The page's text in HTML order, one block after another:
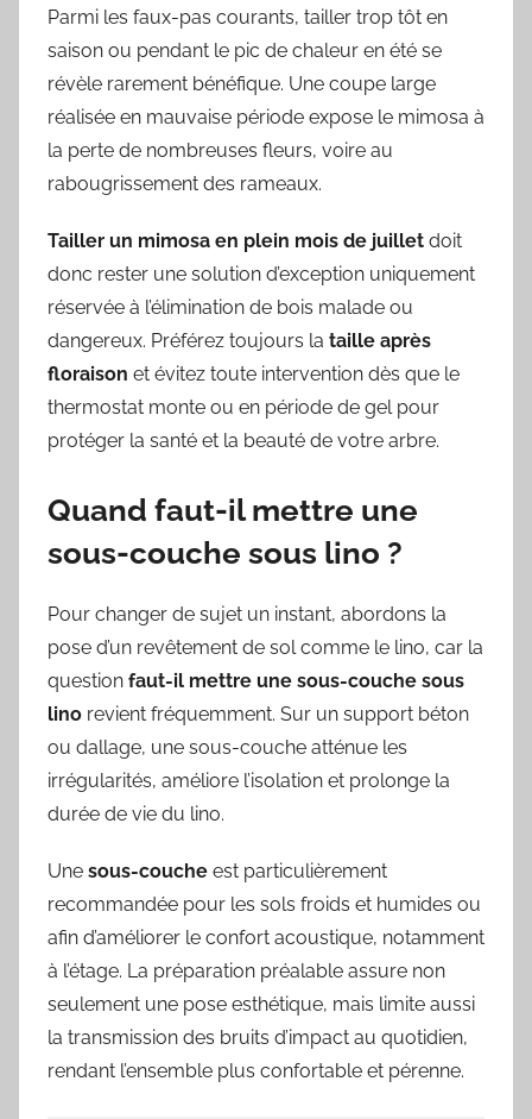
Parmi les faux-pas courants, tailler trop tôt en
saison ou pendant le pic de chaleur en été se
révèle rarement bénéfique. Une coupe large
réalisée en mauvaise période expose le mimosa à
la perte de nombreuses fleurs, voire au
rabougrissement des rameaux.
Tailler un mimosa en plein mois de juillet doit
donc rester une solution d’exception uniquement
réservée à l’élimination de bois malade ou
dangereux. Préférez toujours la taille après
floraison et évitez toute intervention dès que le
thermostat monte ou en période de gel pour
protéger la santé et la beauté de votre arbre.
Quand faut-il mettre une
sous-couche sous lino ?
Pour changer de sujet un instant, abordons la
pose d’un revêtement de sol comme le lino, car la
question faut-il mettre une sous-couche sous
lino revient fréquemment. Sur un support béton
ou dallage, une sous-couche atténue les
irrégularités, améliore l’isolation et prolonge la
durée de vie du lino.
Une sous-couche est particulièrement
recommandée pour les sols froids et humides ou
afin d’améliorer le confort acoustique, notamment
à l’étage. La préparation préalable assure non
seulement une pose esthétique, mais limite aussi
la transmission des bruits d’impact au quotidien,
rendant l’ensemble plus confortable et pérenne.